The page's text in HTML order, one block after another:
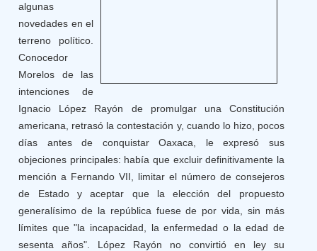
algunas
novedades en el
terreno político.
Conocedor
Morelos de las
intenciones de
Ignacio López Rayón de promulgar una Constitución
americana, retrasó la contestación y, cuando lo hizo, pocos
días antes de conquistar Oaxaca, le expresó sus
objeciones principales: había que excluir definitivamente la
mención a Fernando VII, limitar el número de consejeros
de Estado y aceptar que la elección del propuesto
generalísimo de la república fuese de por vida, sin más
límites que "la incapacidad, la enfermedad o la edad de
sesenta años". López Rayón no convirtió en ley su